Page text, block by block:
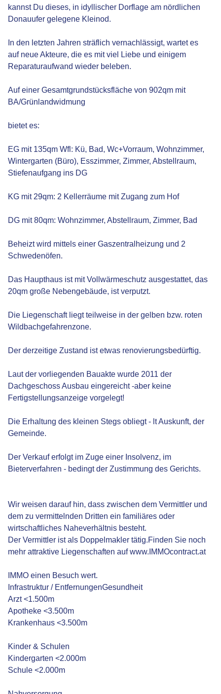
kannst Du dieses, in idyllischer Dorflage am nördlichen
Donauufer gelegene Kleinod.
In den letzten Jahren sträflich vernachlässigt, wartet es
auf neue Akteure, die es mit viel Liebe und einigem
Reparaturaufwand wieder beleben.
Auf einer Gesamtgrundstücksfläche von 902qm mit
BA/Grünlandwidmung
bietet es:
EG mit 135qm Wfl: Kü, Bad, Wc+Vorraum, Wohnzimmer,
Wintergarten (Büro), Esszimmer, Zimmer, Abstellraum,
Stiefenaufgang ins DG
KG mit 29qm: 2 Kellerräume mit Zugang zum Hof
DG mit 80qm: Wohnzimmer, Abstellraum, Zimmer, Bad
Beheizt wird mittels einer Gaszentralheizung und 2
Schwedenöfen.
Das Haupthaus ist mit Vollwärmeschutz ausgestattet, das
20qm große Nebengebäude, ist verputzt.
Die Liegenschaft liegt teilweise in der gelben bzw. roten
Wildbachgefahrenzone.
Der derzeitige Zustand ist etwas renovierungsbedürftig.
Laut der vorliegenden Bauakte wurde 2011 der
Dachgeschoss Ausbau eingereicht -aber keine
Fertigstellungsanzeige vorgelegt!
Die Erhaltung des kleinen Stegs obliegt - lt Auskunft, der
Gemeinde.
Der Verkauf erfolgt im Zuge einer Insolvenz, im
Bieterverfahren - bedingt der Zustimmung des Gerichts.
Wir weisen darauf hin, dass zwischen dem Vermittler und
dem zu vermittelnden Dritten ein familiäres oder
wirtschaftliches Naheverhältnis besteht.
Der Vermittler ist als Doppelmakler tätig.Finden Sie noch
mehr attraktive Liegenschaften auf www.IMMOcontract.at
IMMO einen Besuch wert.
Infrastruktur / EntfernungenGesundheit
Arzt <1.500m
Apotheke <3.500m
Krankenhaus <3.500m
Kinder & Schulen
Kindergarten <2.000m
Schule <2.000m